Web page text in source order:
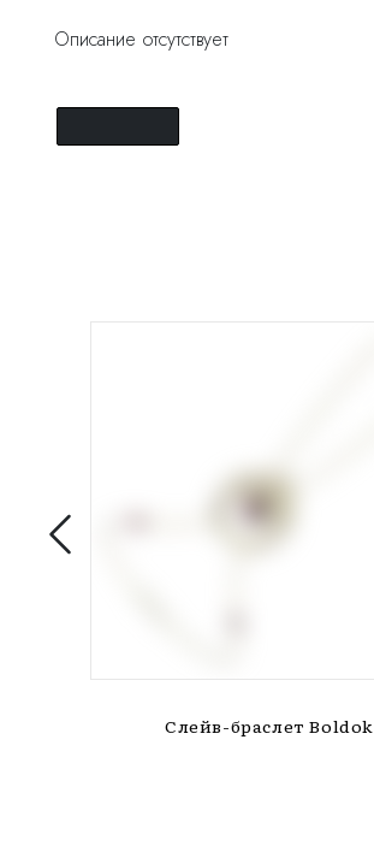
Описание отсутствует
Слейв-браслет Boldok